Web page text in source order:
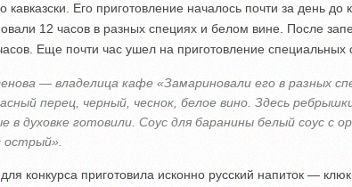
Его приготовление началось почти за день до
12 часов в разных специях и белом вине. После
Еще почти час ушел на приготовление специальных
— владелица кафе «Замариновали его в разных
перец, черный, чеснок, белое вино. Здесь
в духовке готовили. Соус для баранины белый соус с
острый».
конкурса приготовила исконно русский напиток —